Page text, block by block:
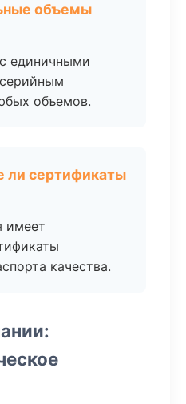
объемы
единичными
объемов.
ли сертификаты
имеет
качества.